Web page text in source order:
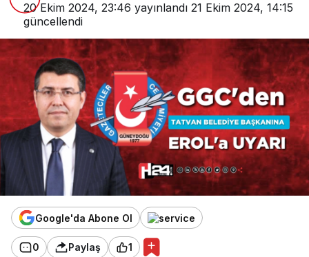
20 Ekim 2024, 23:46 yayınlandı 21 Ekim 2024, 14:15
güncellendi
Google'da Abone Ol
0 Paylaş 1